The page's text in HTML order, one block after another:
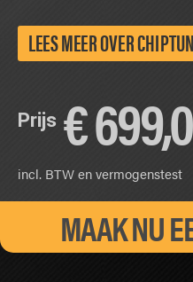
LEES MEER OVER
Prijs €
incl. BTW en vermogenstest
MAAK NU